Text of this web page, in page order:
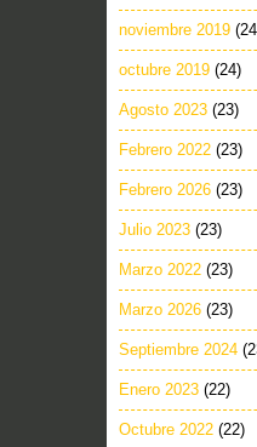
noviembre 2019
octubre 2019 (24)
Agosto 2023 (23)
Febrero 2022 (23)
Febrero 2026 (23)
Julio 2023 (23)
Marzo 2022 (23)
Marzo 2026 (23)
Septiembre 2024
Enero 2023 (22)
Octubre 2022 (22)